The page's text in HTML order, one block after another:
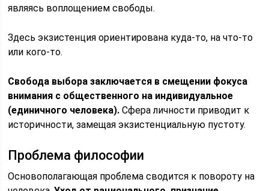
являясь воплощением свободы.
Здесь экзистенция ориентирована куда-то, на что-то
или кого-то.
Свобода выбора заключается в смещении фокуса
внимания с общественного на индивидуальное
(единичного человека). Сфера личности приводит к
историчности, замещая экзистенциальную пустоту.
Проблема философии
Основополагающая проблема сводится к повороту на